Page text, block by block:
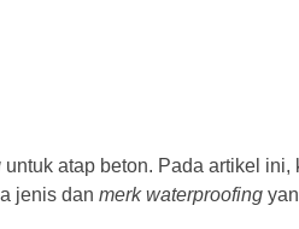
untuk atap beton. Pada artikel ini,
jenis dan merk waterproofing